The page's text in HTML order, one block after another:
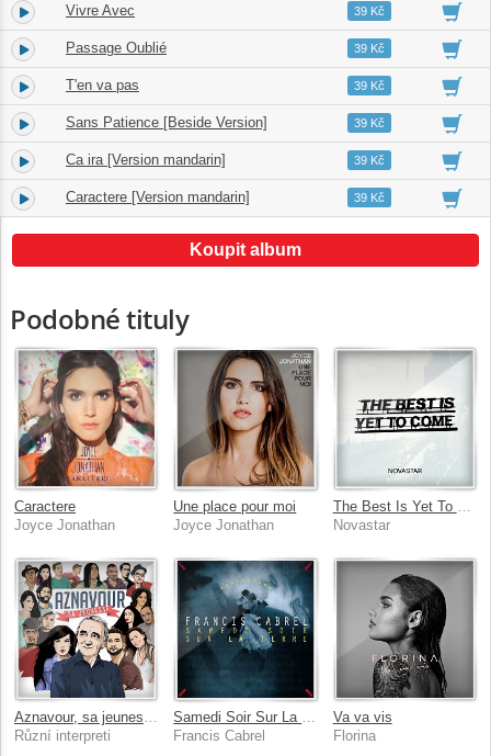
10. Vivre Avec 03:1139 Kč
11. Passage Oublié 02:5539 Kč
12. T'en va pas 03:0639 Kč
13. Sans Patience [Beside Version] 03:1139 Kč
14. Ca ira [Version mandarin] 03:4339 Kč
15. Caractere [Version mandarin] 04:0639 Kč
Koupit album
Podobné tituly
Caractere
Joyce Jonathan
Une place pour moi
Joyce Jonathan
Novastar
Aznavour, sa jeunesse
Různí interpreti
Samedi Soir Sur La Terre
Francis Cabrel
Va va vis
Florina